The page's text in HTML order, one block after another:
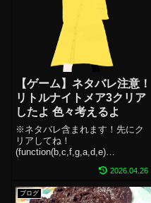
【ゲーム】ネタバレ注意！
リトルナイトメア3クリア
したよ 色々考えるよ
※ネタバレ含まれます！先にク
リアしてね！
(function(b,c,f,g,a,d,e)
{arguments.currentScript=c.curre
n...
2026.04.26
ブログ